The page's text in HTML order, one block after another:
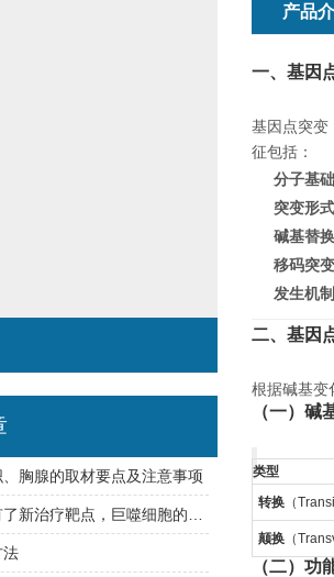
产品
一、 基因
基因点突变
征包括：
分子基础
突变形式
碱基替换
移码突变
发生机制
二、 基因
根据碱基变
（一）
类型
转换（
颠换（
（二）功
胸腺的取材要点及注意事项
法